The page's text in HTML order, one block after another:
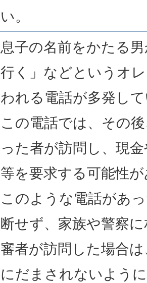
い。
息子の名前をかたる
行く」などというオ
われる電話が多発し
この電話では、その
った者が訪問し、現
等を要求する可能性
このような電話があ
断せず、家族や警察
審者が訪問した場合
にだまされないよう